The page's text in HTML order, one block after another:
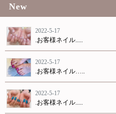
New
2022-5-17
.お客様ネイル.....
2022-5-17
.お客様ネイル…..
2022-5-17
.お客様ネイル.....